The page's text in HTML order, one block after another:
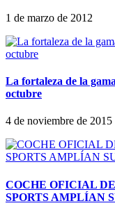
1 de marzo de 2012
La fortaleza de la
octubre
4 de noviembre de 2015
COCHE OFICIAL
SPORTS AMPLÍAN